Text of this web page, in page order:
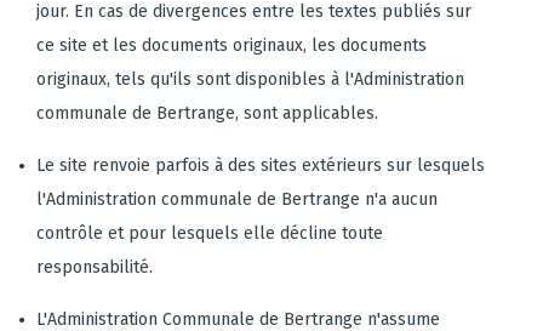
jour. En cas de divergences entre les textes publiés sur
ce site et les documents originaux, les documents
originaux, tels qu'ils sont disponibles à l'Administration
communale de Bertrange, sont applicables.
Le site renvoie parfois à des sites extérieurs sur lesquels
l'Administration communale de Bertrange n'a aucun
contrôle et pour lesquels elle décline toute
responsabilité.
L'Administration Communale de Bertrange n'assume